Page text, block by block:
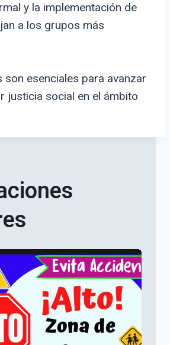
y la implementación de
a los grupos más
son esenciales para avanzar
justicia social en el ámbito